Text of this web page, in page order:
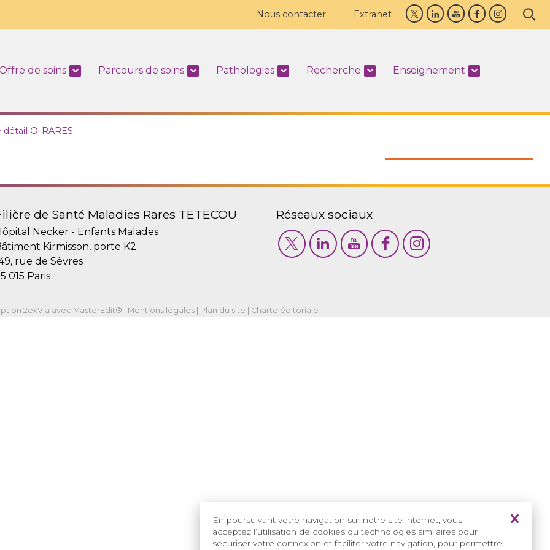
En poursuivant votre navigation sur notre site internet, vous
acceptez l’utilisation de cookies ou technologies similaires pour
sécuriser votre connexion et faciliter votre navigation, pour permettre
Nous contacter Extranet
de soins Parcours de soins Pathologies Recherche Enseignement
détail O-RARES
de Santé Maladies Rares TETECOU
Necker - Enfants Malades
Kirmisson, porte K2
rue de Sèvres
015 Paris
Réseaux sociaux
2exVia avec MasterEdit® | Mentions légales | Plan du site | Charte éditoriale